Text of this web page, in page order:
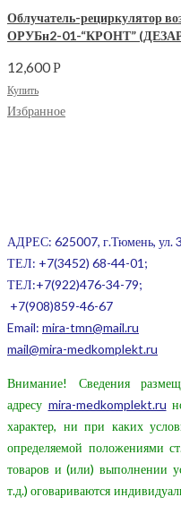
Облучатель-рециркулятор
ОРУБн2-01-“КРОНТ”
12,600Р
Купить
Избранное
АДРЕС: 625007, г.Тюмень, ул.
ТЕЛ: +7(3452) 68-44-01;
ТЕЛ:+7(922)476-34-79;
+7(908)859-46-67
Email: mira-tmn@mail.ru
mail@mira-medkomplekt.ru
Внимание! Сведения
адресу mira-medkomplekt.ru
характер, ни при каких
определяемой положениями
товаров и (или) выполнении
т.д.) оговариваются